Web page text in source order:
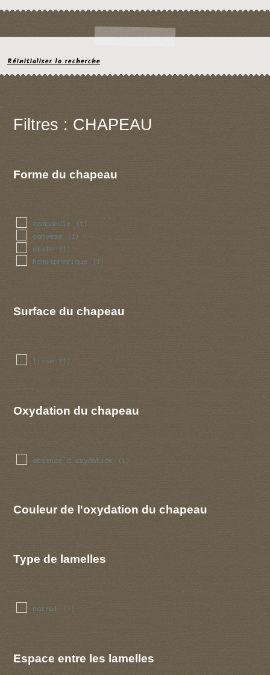
Réinitialiser la recherche
Filtres : CHAPEAU
Forme du chapeau
campanule (1)
convexe (1)
etale (1)
hemispherique (1)
Surface du chapeau
lisse (1)
Oxydation du chapeau
absence d oxydation (1)
Couleur de l'oxydation du chapeau
Type de lamelles
normal (1)
Espace entre les lamelles